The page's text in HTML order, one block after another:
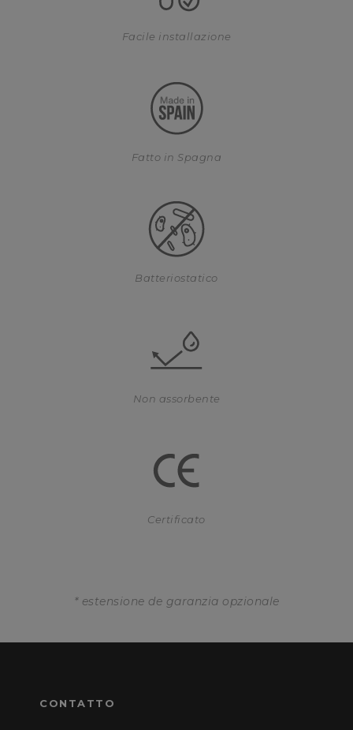
Facile installazione
Fatto in Spagna
Batteriostatico
Non assorbente
Certificato
* estensione de garanzia opzionale
CONTATTO